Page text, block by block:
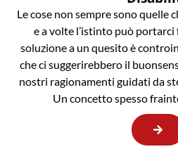
Le cose non sempre sono quelle
e a volte l’istinto può portarci
soluzione a un quesito è
che ci suggerirebbero il
nostri ragionamenti guidati da
Un concetto spesso